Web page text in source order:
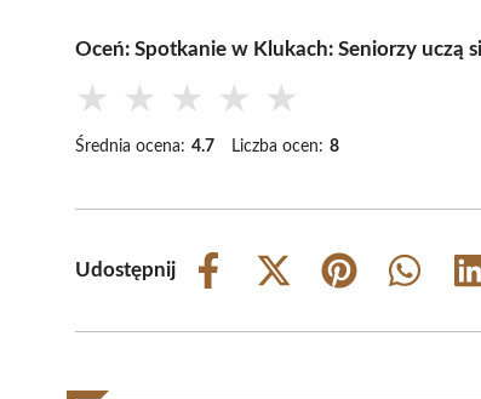
Oceń: Spotkanie w Klukach: Seniorzy uczą
★ ★ ★ ★ ★
Średnia ocena: 4.7 Liczba ocen: 8
Udostępnij
Share
Share
(Twitter)
Share
Share